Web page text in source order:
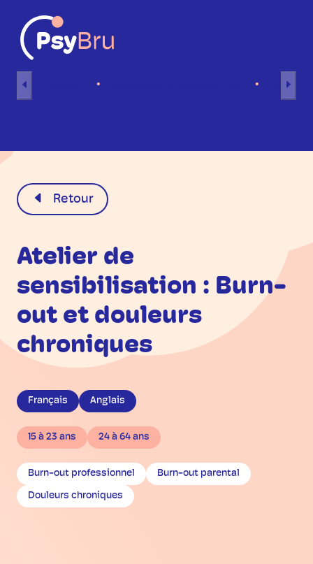
Retour
Atelier de
sensibilisation : Burn-
out et douleurs
chroniques
Français Anglais
15 à 23 ans 24 à 64 ans
Burn-out professionnel Burn-out parental
Douleurs chroniques